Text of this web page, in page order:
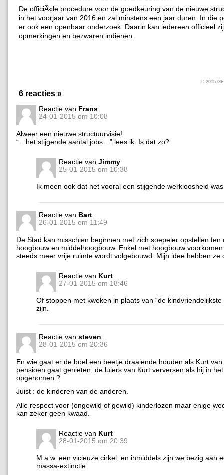
De officiÃ«le procedure voor de goedkeuring van de nieuwe
in het voorjaar van 2016 en zal minstens een jaar duren. In die
er ook een openbaar onderzoek. Daarin kan iedereen officieel
opmerkingen en bezwaren indienen.
© 2015
6 reacties »
Reactie van Frans
24-01-2015 om 10:08
Alweer een nieuwe structuurvisie!
“…het stijgende aantal jobs…” lees ik. Is dat zo?
Reactie van Jimmy
25-01-2015 om 10:38
Ik meen ook dat het vooral een stijgende werkloosheid
Reactie van Bart
26-01-2015 om 11:49
De Stad kan misschien beginnen met zich soepeler opstellen ten
hoogbouw en middelhoogbouw. Enkel met hoogbouw
steeds meer vrije ruimte wordt volgebouwd. Mijn idee hebben ze
Reactie van Kurt
27-01-2015 om 18:46
Of stoppen met kweken in plaats van “de kindvriendelijkste
zijn.
Reactie van steven
28-01-2015 om 20:36
En wie gaat er de boel een beetje draaiende houden als Kurt
pensioen gaat genieten, de luiers van Kurt verversen als hij in
opgenomen ?
Juist : de kinderen van de anderen.
Alle respect voor (ongewild of gewild) kinderlozen maar enige
kan zeker geen kwaad.
Reactie van Kurt
28-01-2015 om 20:39
M.a.w. een vicieuze cirkel, en inmiddels zijn we bezig aan
massa-extinctie.